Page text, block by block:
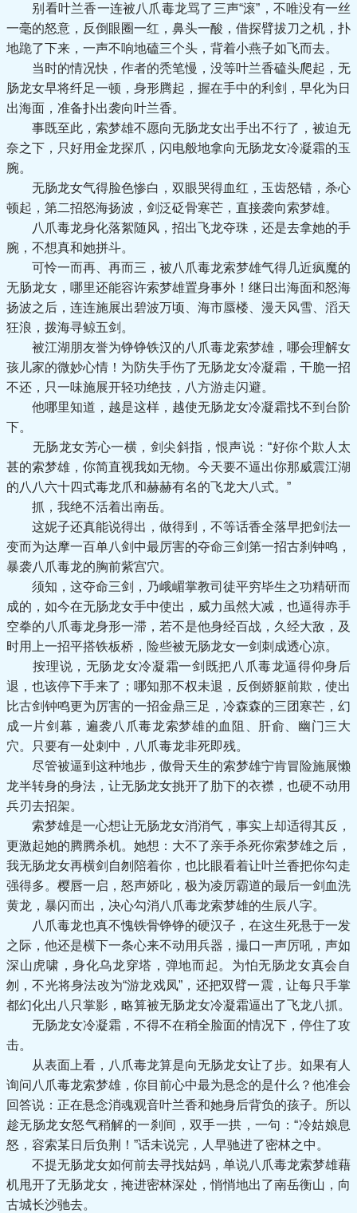
别看叶兰香一连被八爪毒龙骂了三声“滚”，不唯没有一丝
一毫的怒意，反倒眼圈一红，鼻头一酸，借探臂拔刀之机，扑
地跪了下来，一声不响地磕三个头，背着小燕子如飞而去。
当时的情况快，作者的秃笔慢，没等叶兰香磕头爬起，无
肠龙女早将纤足一顿，身形腾起，握在手中的利剑，早化为日
出海面，准备扑出袭向叶兰香。
事既至此，索梦雄不愿向无肠龙女出手出不行了，被迫无
奈之下，只好用金龙探爪，闪电般地拿向无肠龙女冷凝霜的玉
腕。
无肠龙女气得脸色惨白，双眼哭得血红，玉齿怒错，杀心
顿起，第二招怒海扬波，剑泛砭骨寒芒，直接袭向索梦雄。
八爪毒龙身化落絮随风，招出飞龙夺珠，还是去拿她的手
腕，不想真和她拼斗。
可怜一而再、再而三，被八爪毒龙索梦雄气得几近疯魔的
无肠龙女，哪里还能容许索梦雄置身事外！继日出海面和怒海
扬波之后，连连施展出碧波万顷、海市蜃楼、漫天风雪、滔天
狂浪，拨海寻鲸五剑。
被江湖朋友誉为铮铮铁汉的八爪毒龙索梦雄，哪会理解女
孩儿家的微妙心情！为防失手伤了无肠龙女冷凝霜，干脆一招
不还，只一味施展开轻功绝技，八方游走闪避。
他哪里知道，越是这样，越使无肠龙女冷凝霜找不到台阶
下。
无肠龙女芳心一横，剑尖斜指，恨声说：“好你个欺人太
甚的索梦雄，你简直视我如无物。今天要不逼出你那威震江湖
的八八六十四式毒龙爪和赫赫有名的飞龙大八式。”
抓，我绝不活着出南岳。
这妮子还真能说得出，做得到，不等话香全落早把剑法一
变而为达摩一百单八剑中最厉害的夺命三剑第一招古刹钟鸣，
暴袭八爪毒龙的胸前紫宫穴。
须知，这夺命三剑，乃峨嵋掌教司徒平穷毕生之功精研而
成的，如今在无肠龙女手中使出，威力虽然大减，也逼得赤手
空拳的八爪毒龙身形一滞，若不是他身经百战，久经大敌，及
时用上一招平搭铁板桥，险些被无肠龙女一剑刺成透心凉。
按理说，无肠龙女冷凝霜一剑既把八爪毒龙逼得仰身后
退，也该停下手来了；哪知那不权未退，反倒娇躯前欺，使出
比古剑钟鸣更为厉害的一招金鼎三足，冷森森的三团寒芒，幻
成一片剑幕，遍袭八爪毒龙索梦雄的血阻、肝俞、幽门三大
穴。只要有一处刺中，八爪毒龙非死即残。
尽管被逼到这种地步，傲骨天生的索梦雄宁肯冒险施展懒
龙半转身的身法，让无肠龙女挑开了肋下的衣襟，也硬不动用
兵刃去招架。
索梦雄是一心想让无肠龙女消消气，事实上却适得其反，
更激起她的腾腾杀机。她想：大不了亲手杀死你索梦雄之后，
我无肠龙女再横剑自刎陪着你，也比眼看着让叶兰香把你勾走
强得多。樱唇一启，怒声娇叱，极为凌厉霸道的最后一剑血洗
黄龙，暴闪而出，决心勾消八爪毒龙索梦雄的生辰八字。
八爪毒龙也真不愧铁骨铮铮的硬汉子，在这生死悬于一发
之际，他还是横下一条心来不动用兵器，撮口一声厉吼，声如
深山虎啸，身化乌龙穿塔，弹地而起。为怕无肠龙女真会自
刎，不光将身法改为“游龙戏凤”，还把双臂一震，让每只手掌
都幻化出八只掌影，略算被无肠龙女冷凝霜逼出了飞龙八抓。
无肠龙女冷凝霜，不得不在稍全脸面的情况下，停住了攻
击。
从表面上看，八爪毒龙算是向无肠龙女让了步。如果有人
询问八爪毒龙索梦雄，你目前心中最为悬念的是什么？他准会
回答说：正在悬念消魂观音叶兰香和她身后背负的孩子。所以
趁无肠龙女怒气稍解的一刹间，双手一拱，一句：“冷姑娘息
怒，容索某日后负荆！”话未说完，人早驰进了密林之中。
不提无肠龙女如何前去寻找姑妈，单说八爪毒龙索梦雄藉
机甩开了无肠龙女，掩进密林深处，悄悄地出了南岳衡山，向
古城长沙驰去。